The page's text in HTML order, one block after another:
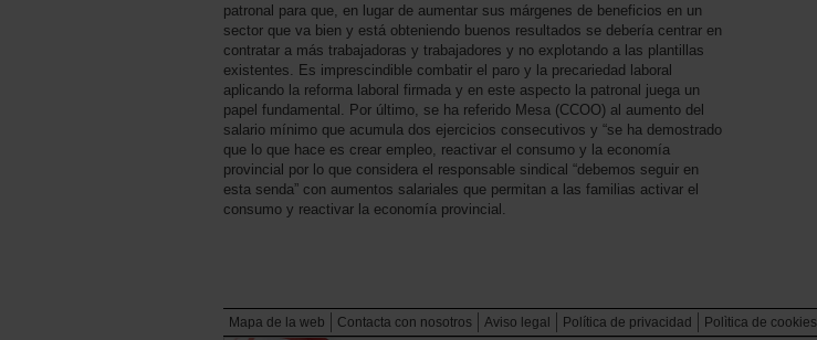
patronal para que, en lugar de aumentar sus márgenes de beneficios en un
sector que va bien y está obteniendo buenos resultados se debería centrar en
contratar a más trabajadoras y trabajadores y no explotando a las plantillas
existentes. Es imprescindible combatir el paro y la precariedad laboral
aplicando la reforma laboral firmada y en este aspecto la patronal juega un
papel fundamental. Por último, se ha referido Mesa (CCOO) al aumento del
salario mínimo que acumula dos ejercicios consecutivos y “se ha demostrado
que lo que hace es crear empleo, reactivar el consumo y la economía
provincial por lo que considera el responsable sindical “debemos seguir en
esta senda” con aumentos salariales que permitan a las familias activar el
consumo y reactivar la economía provincial.
Mapa de la web Contacta con nosotros Aviso legal Política de privacidad Polìtica de cookies